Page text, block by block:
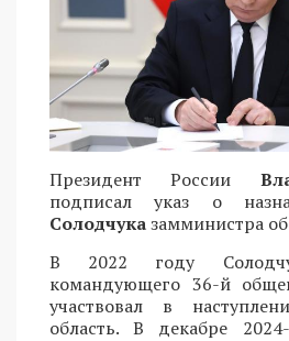
Президент России
подписал указ о
Солодчуказамминистра
В 2022 году
командующего 36-й
участвовал в
область. В декабре